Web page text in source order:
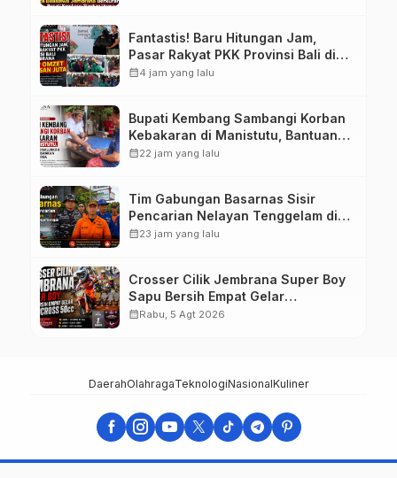
Fantastis! Baru Hitungan Jam,
Pasar Rakyat PKK Provinsi Bali di
Jembrana Raup Omzet Ratusan
calendar_month4 jam yang lalu
Bupati Kembang Sambangi Korban
Kebakaran di Manistutu, Bantuan
Disalurkan untuk Ringankan Beban
calendar_month22 jam yang lalu
Tim Gabungan Basarnas Sisir
Pencarian Nelayan Tenggelam di
Perairan Pantai Pengambengan
calendar_month23 jam yang lalu
Crosser Cilik Jembrana Super Boy
Sapu Bersih Empat Gelar
Motocross 50cc
calendar_monthRabu, 5 Agt 2026
DaerahOlahragaTeknologiNasionalKuliner